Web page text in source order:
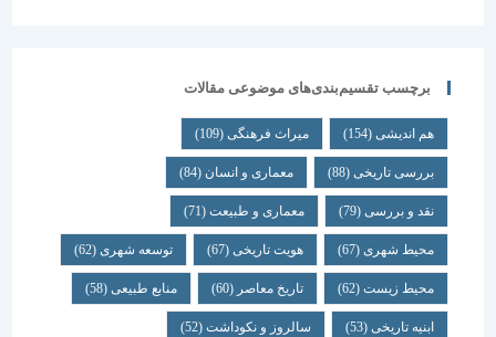
برچسب تقسیم‌بندی‌های موضوعی مقالات
هم اندیشی (154) میراث فرهنگی (109)
بررسی تاریخی (88) معماری و انسان (84)
نقد و بررسی (79) معماری و طبیعت (71)
محیط شهری(67) هویت تاریخی(67) توسعه شهری(62)
محیط زیست(62) تاریخ معاصر(60) منابع طبیعی(58)
ابنیه تاریخی(53) سالروز و نکوداشت(52)